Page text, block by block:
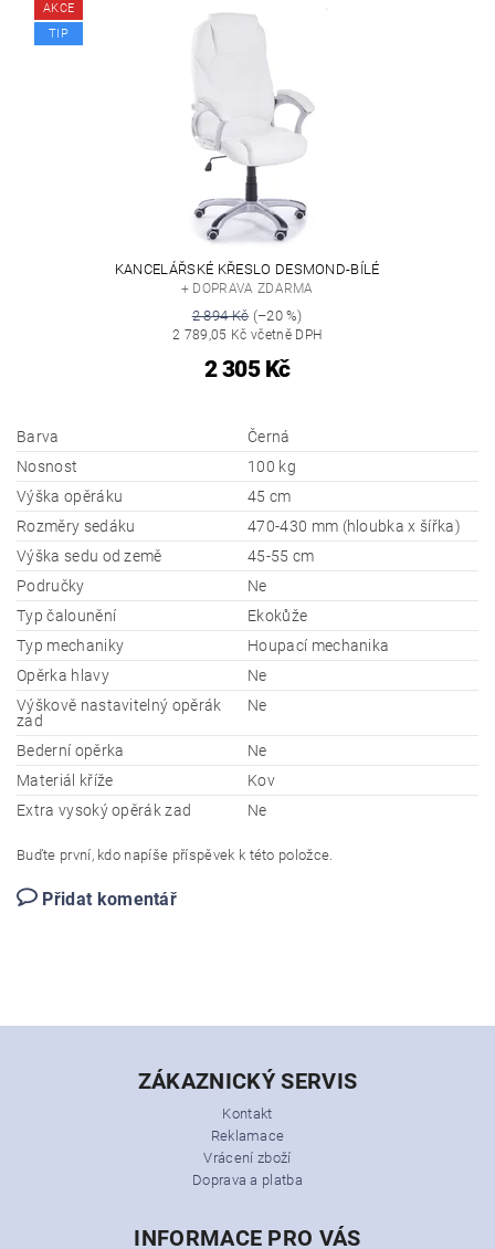
AKCE
TIP
KANCELÁŘSKÉ KŘESLO DESMOND-BÍLÉ
+ DOPRAVA ZDARMA
2 894 Kč(–20 %)
2 789,05 Kč včetně DPH
2 305 Kč
Barva
Černá
Nosnost
100 kg
Výška opěráku
45 cm
Rozměry sedáku
470-430 mm (hloubka x šířka)
Výška sedu od země
45-55 cm
Područky
Ne
Typ čalounění
Ekokůže
Typ mechaniky
Houpací mechanika
Opěrka hlavy
Ne
Výškově nastavitelný opěrák
zad
Ne
Bederní opěrka
Ne
Materiál kříže
Kov
Extra vysoký opěrák zad
Ne
Buďte první, kdo napíše příspěvek k této položce.
Přidat komentář
ZÁKAZNICKÝ SERVIS
Kontakt
Reklamace
Vrácení zboží
Doprava a platba
INFORMACE PRO VÁS